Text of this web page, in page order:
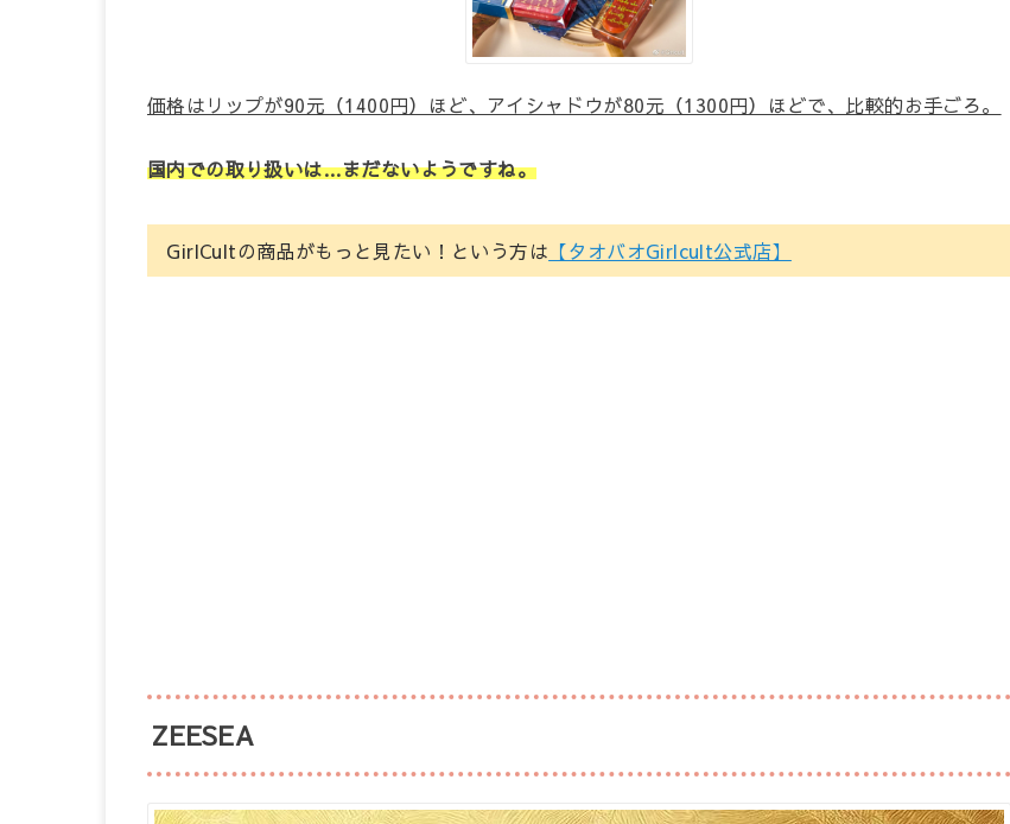
価格はリップが90元（1400円）ほど、アイシャドウが80元（1300円）ほどで、比較的お手ごろ。
国内での取り扱いは…まだないようですね。
GirlCultの商品がもっと見たい！という方は 【タオバオGirlcult公式店】
ZEESEA